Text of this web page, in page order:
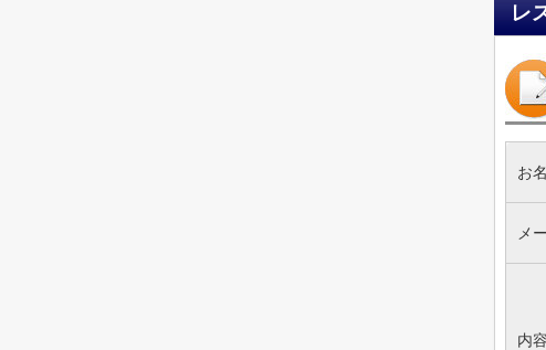
レ
お
メ
内容